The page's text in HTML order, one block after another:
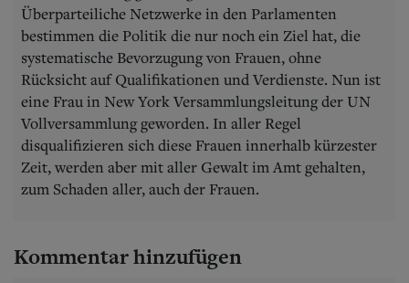
Überparteiliche Netzwerke in den Parlamenten
bestimmen die Politik die nur noch ein Ziel hat, die
systematische Bevorzugung von Frauen, ohne
Rücksicht auf Qualifikationen und Verdienste. Nun ist
eine Frau in New York Versammlungsleitung der UN
Vollversammlung geworden. In aller Regel
disqualifizieren sich diese Frauen innerhalb kürzester
Zeit, werden aber mit aller Gewalt im Amt gehalten,
zum Schaden aller, auch der Frauen.
Kommentar hinzufügen